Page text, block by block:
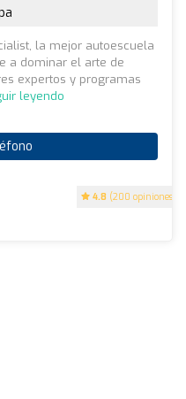
4.8 (200 opiniones)
la mejor autoescuela
a dominar el arte de
expertos y programas
leyendo